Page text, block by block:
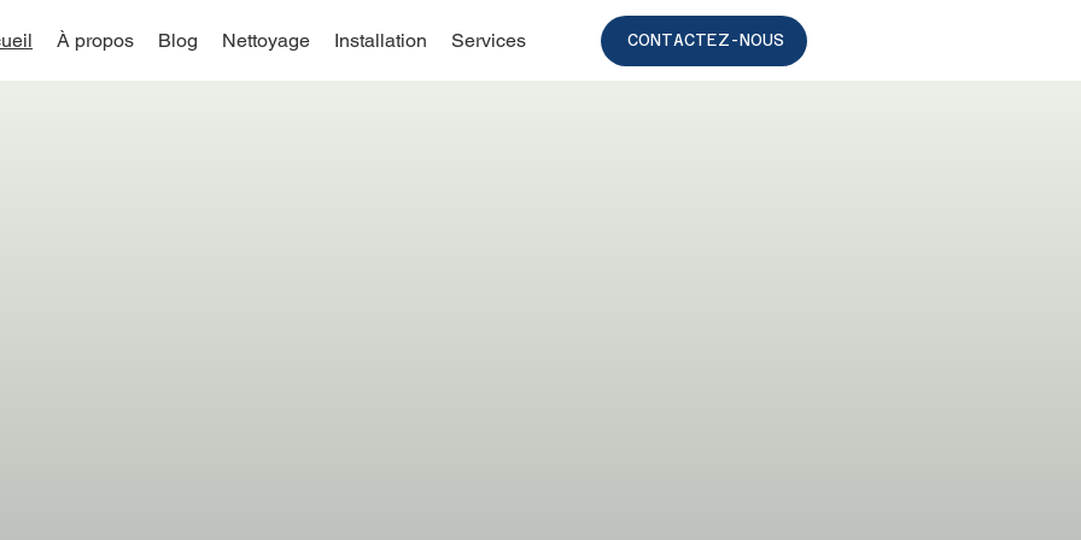
À propos Blog Nettoyage Installation Services CONTACTEZ-NOUS